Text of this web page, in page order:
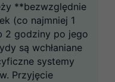
**bezwzględnie
(co najmniej 1
2 godziny po jego
są wchłaniane
systemy
Przyjęcie